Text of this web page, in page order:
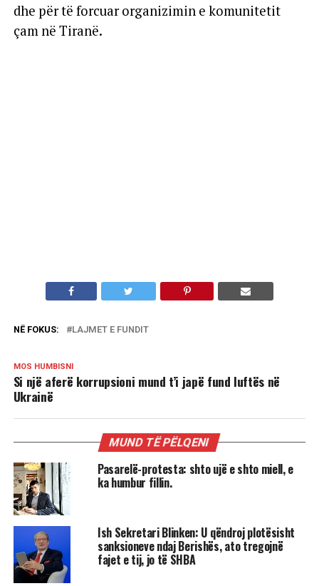
dhe për të forcuar organizimin e komunitetit
çam në Tiranë.
NË FOKUS: LAJMET E FUNDIT
MOS HUMBISNI
Si një aferë korrupsioni mund t’i japë fund luftës në
Ukrainë
MUND TË PËLQENI
Pasarelë-protesta: shto ujë e shto miell, e
ka humbur fillin.
Ish Sekretari Blinken: U qëndroj plotësisht
sanksioneve ndaj Berishës, ato tregojnë
fajet e tij, jo të SHBA